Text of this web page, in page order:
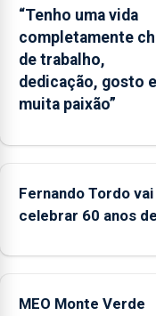
balnear
“Tenho uma vida
completamente
de trabalho,
dedicação, gosto e
muita paixão”
Fernando Tordo vai
celebrar 60 anos de
Micaelense
MEO Monte Verde